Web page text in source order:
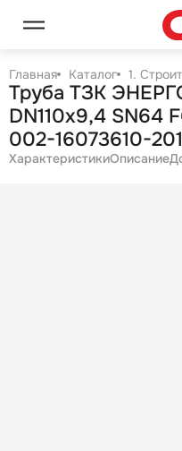
Главная Каталог 1.
Труба ТЗК
DN110х9,4 SN64
002-16073610-
ХарактеристикиОписание